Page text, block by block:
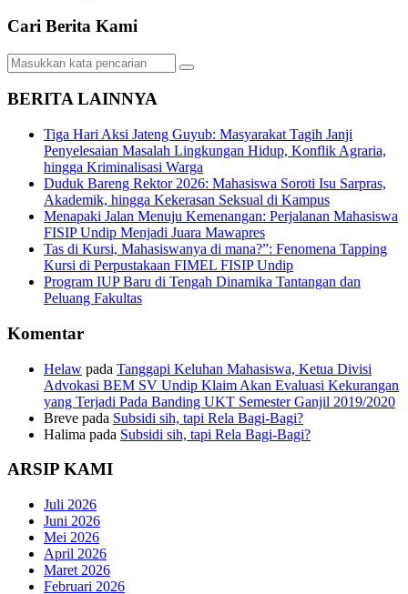
Cari Berita Kami
BERITA LAINNYA
Tiga Hari Aksi Jateng Guyub: Masyarakat Tagih Janji
Penyelesaian Masalah Lingkungan Hidup, Konflik Agraria,
hingga Kriminalisasi Warga
Duduk Bareng Rektor 2026: Mahasiswa Soroti Isu Sarpras,
Akademik, hingga Kekerasan Seksual di Kampus
Menapaki Jalan Menuju Kemenangan: Perjalanan Mahasiswa
FISIP Undip Menjadi Juara Mawapres
Tas di Kursi, Mahasiswanya di mana?”: Fenomena Tapping
Kursi di Perpustakaan FIMEL FISIP Undip
Program IUP Baru di Tengah Dinamika Tantangan dan
Peluang Fakultas
Komentar
Helaw pada Tanggapi Keluhan Mahasiswa, Ketua Divisi
Advokasi BEM SV Undip Klaim Akan Evaluasi Kekurangan
yang Terjadi Pada Banding UKT Semester Ganjil 2019/2020
Breve pada Subsidi sih, tapi Rela Bagi-Bagi?
Halima pada Subsidi sih, tapi Rela Bagi-Bagi?
ARSIP KAMI
Juli 2026
Juni 2026
Mei 2026
April 2026
Maret 2026
Februari 2026